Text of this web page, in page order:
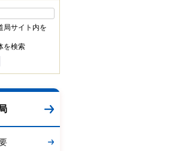
局サイト内を
を検索